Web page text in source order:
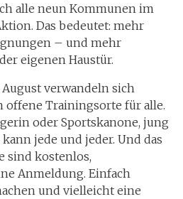
alle neun Kommunen im
Das bedeutet: mehr
– und mehr
eigenen Haustür.
August verwandeln sich
offene Trainingsorte für alle.
oder Sportskanone, jung
jede und jeder. Und das
sind kostenlos,
Anmeldung. Einfach
und vielleicht eine